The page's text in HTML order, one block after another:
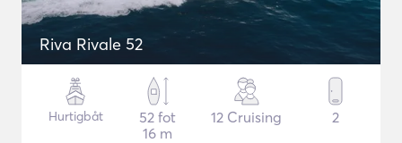
Riva Rivale 52
Hurtigbåt
52 fot
16 m
12 Cruising 2